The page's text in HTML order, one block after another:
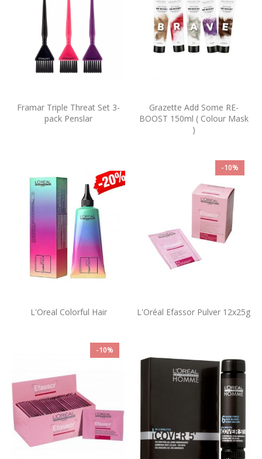
Framar Triple Threat Set 3-
pack Penslar
Grazette Add Some RE-
BOOST 150ml ( Colour Mask
)
L'Oreal Colorful Hair
-10%
L'Oréal Efassor Pulver 12x25g
-10%